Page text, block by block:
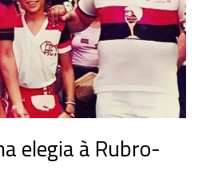
elegia à Rubro-